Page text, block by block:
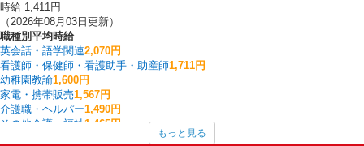
時給 1,411円
（2026年08月03日更新）
職種別平均時給
英会話・語学関連2,070円
看護師・保健師・看護助手・助産師1,711円
幼稚園教諭1,600円
家電・携帯販売1,567円
介護職・ヘルパー1,490円
その他介護・福祉 1,465円
もっと見る